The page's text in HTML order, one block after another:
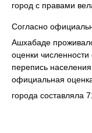
город с правами
Согласно
Ашхабаде
оценки
перепись
официальная
города составляла